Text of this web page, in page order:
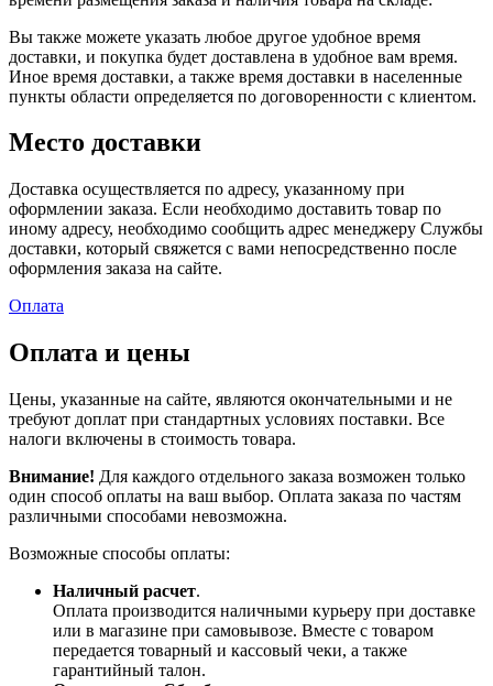
Вы также можете указать любое другое удобное время
доставки, и покупка будет доставлена в удобное вам время.
Иное время доставки, а также время доставки в населенные
пункты области определяется по договоренности с клиентом.
Место доставки
Доставка осуществляется по адресу, указанному при
оформлении заказа. Если необходимо доставить товар по
иному адресу, необходимо сообщить адрес менеджеру Службы
доставки, который свяжется с вами непосредственно после
оформления заказа на сайте.
Оплата
Оплата и цены
Цены, указанные на сайте, являются окончательными и не
требуют доплат при стандартных условиях поставки. Все
налоги включены в стоимость товара.
Внимание! Для каждого отдельного заказа возможен только
один способ оплаты на ваш выбор. Оплата заказа по частям
различными способами невозможна.
Возможные способы оплаты:
Наличный расчет.
Оплата производится наличными курьеру при доставке
или в магазине при самовывозе. Вместе с товаром
передается товарный и кассовый чеки, а также
гарантийный талон.